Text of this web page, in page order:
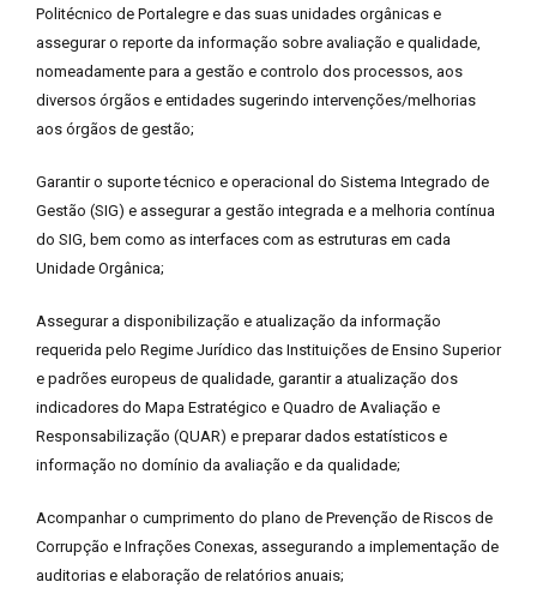
Politécnico de Portalegre e das suas unidades orgânicas e
assegurar o reporte da informação sobre avaliação e qualidade,
nomeadamente para a gestão e controlo dos processos, aos
diversos órgãos e entidades sugerindo intervenções/melhorias
aos órgãos de gestão;
Garantir o suporte técnico e operacional do Sistema Integrado de
Gestão (SIG) e assegurar a gestão integrada e a melhoria contínua
do SIG, bem como as interfaces com as estruturas em cada
Unidade Orgânica;
Assegurar a disponibilização e atualização da informação
requerida pelo Regime Jurídico das Instituições de Ensino Superior
e padrões europeus de qualidade, garantir a atualização dos
indicadores do Mapa Estratégico e Quadro de Avaliação e
Responsabilização (QUAR) e preparar dados estatísticos e
informação no domínio da avaliação e da qualidade;
Acompanhar o cumprimento do plano de Prevenção de Riscos de
Corrupção e Infrações Conexas, assegurando a implementação de
auditorias e elaboração de relatórios anuais;